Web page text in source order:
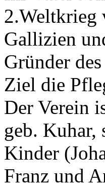
2.Weltkrieg
Gallizien
Gründer
Ziel die
Der Verein
geb. Kuhar,
Kinder
Franz und